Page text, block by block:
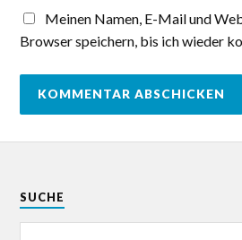
Meinen Namen, E-Mail und
Browser speichern, bis ich wieder
SUCHE